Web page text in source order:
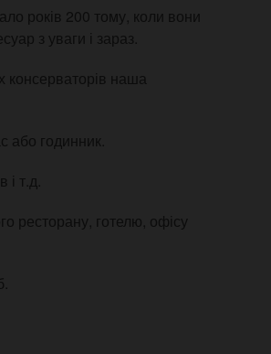
років 200 тому, коли вони
з уваги і зараз.
консерваторів наша
або годинник.
і т.д.
ресторану, готелю, офісу